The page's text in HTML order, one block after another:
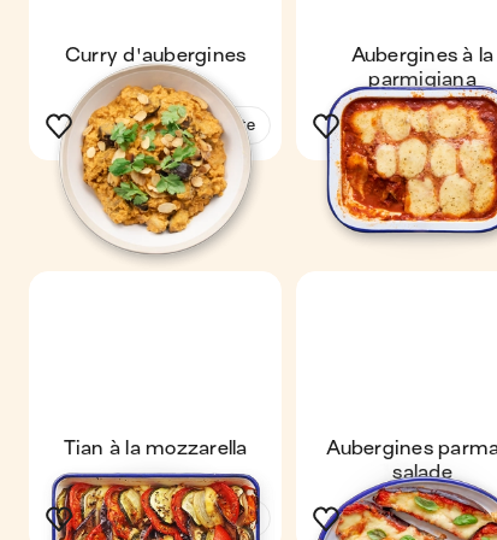
Curry d'aubergines
Voir la recette
Aubergines à la
parmigiana
Voir la
Tian à la mozzarella
Voir la recette
Aubergines
salade
Voir la